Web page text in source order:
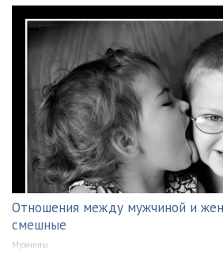
Отношения между мужчиной и
смешные
Мужчины